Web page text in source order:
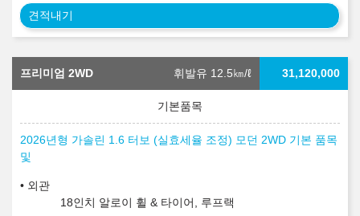
견적내기
프리미엄 2WD 휘발유 12.5㎞/ℓ 31,120,000
2026년형 가솔린 1.6 터보 (실효세율 조정) 모던 2WD 기본 품목
및
외관
18인치 알로이 휠 & 타이어, 루프랙